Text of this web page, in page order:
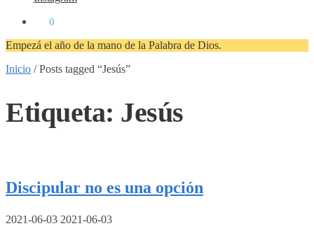
0
Empezá el año de la mano de la Palabra de Dios.
Inicio /Posts tagged “Jesús”
Etiqueta: Jesús
Discipular no es una opción
2021-06-03 2021-06-03